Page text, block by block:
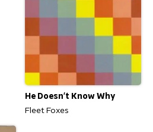
He Doesn't Know Why
Fleet Foxes